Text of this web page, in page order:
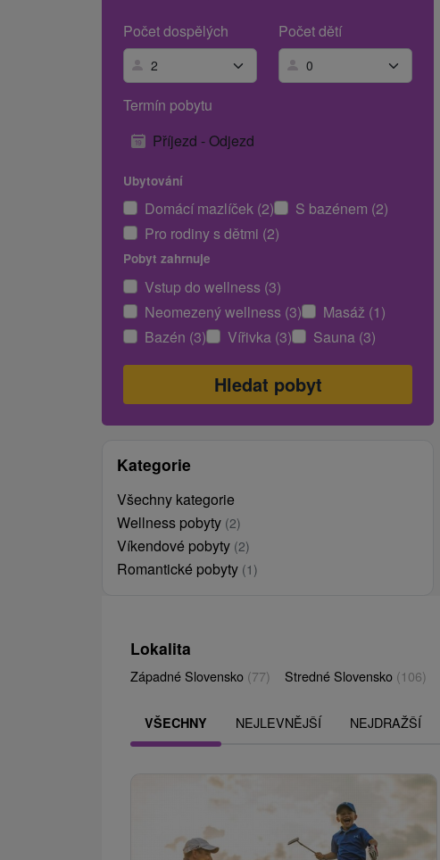
Počet dospělých
Počet dětí
Termín pobytu
Příjezd - Odjezd
Ubytování
Domácí mazlíček (2)
S bazénem (2)
Pro rodiny s dětmi (2)
Pobyt zahrnuje
Vstup do wellness (3)
Neomezený wellness (3)
Masáž (1)
Bazén (3)
Vířivka (3) Sauna (3)
Kategorie
Všechny kategorie
Wellness pobyty (2)
Víkendové pobyty (2)
Romantické pobyty (1)
Lokalita
Západné Slovensko (77) Stredné Slovensko (106)
VŠECHNY NEJLEVNĚJŠÍ NEJDRAŽŠÍ